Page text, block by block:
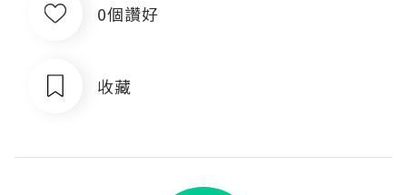
0個讚好
收藏